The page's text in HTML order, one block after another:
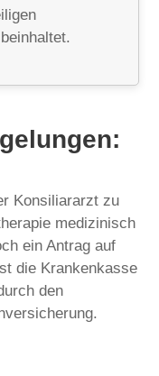
Konsiliararzt zu
medizinisch
ein Antrag auf
die Krankenkasse
den